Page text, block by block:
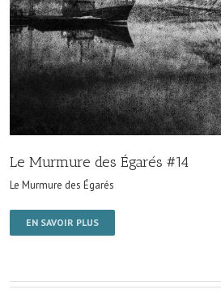
Le Murmure des Égarés #14
Le Murmure des Égarés
EN SAVOIR PLUS